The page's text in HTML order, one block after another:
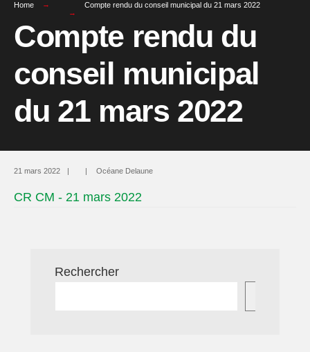
Home Compte rendu du conseil municipal du 21 mars 2022
Compte rendu du
conseil municipal
du 21 mars 2022
21 mars 2022 | | Océane Delaune
CR CM - 21 mars 2022
Rechercher